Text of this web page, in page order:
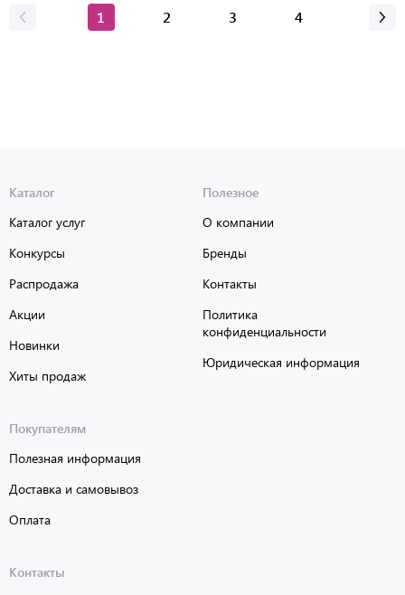
1 2 3 4
Каталог
Каталог услуг
Конкурсы
Распродажа
Акции
Новинки
Хиты продаж
Полезное
О компании
Бренды
Контакты
Политика
конфиденциальности
Юридическая информация
Покупателям
Полезная информация
Доставка и самовывоз
Оплата
Контакты